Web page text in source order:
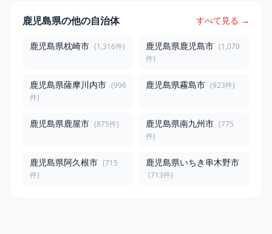
鹿児島県の他の自治体 すべて見る →
鹿児島県枕崎市 (1,316件) 鹿児島県鹿児島市 (1,070
件)
鹿児島県薩摩川内市 (996
件)
鹿児島県霧島市 (923件)
鹿児島県鹿屋市 (875件) 鹿児島県南九州市 (775
件)
鹿児島県阿久根市 (715
件)
鹿児島県いちき串木野市
(713件)